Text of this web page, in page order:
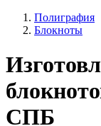
Полиграфия
Блокноты
СПБ